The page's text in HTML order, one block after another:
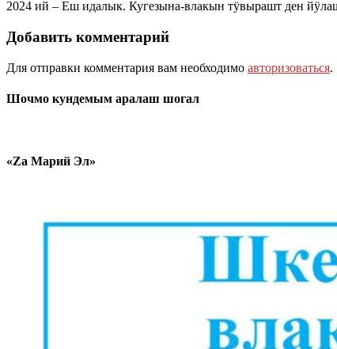
2024 ий – Еш идалык. Кугезына-влакын тӱвырашт ден
Добавить комментарий
Для отправки комментария вам необходимо авторизоваться.
Шочмо кундемым аралаш шогал
«Zа Марий Эл»